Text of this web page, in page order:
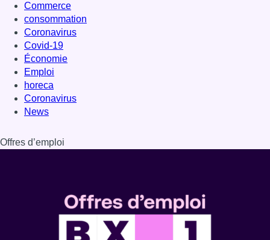
Commerce
consommation
Coronavirus
Covid-19
Économie
Emploi
horeca
Coronavirus
News
Offres d’emploi